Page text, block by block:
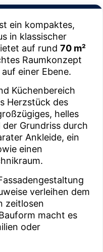
ein kompaktes,
in klassischer
auf rund 70 m²
Raumkonzept
einer Ebene.
Küchenbereich
Herzstück des
helles
Grundriss durch
Ankleide, ein
einen
verleihen dem
zeitlosen
macht es
oder